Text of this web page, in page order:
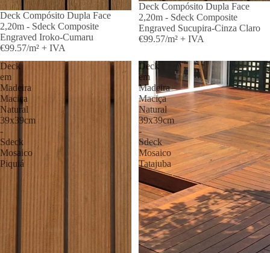
Deck Compósito Dupla Face
2,20m - Sdeck Composite
Engraved Iroko-Cumaru
€99.57/m² + IVA
Deck Compósito Dupla Face
2,20m - Sdeck Composite
Engraved Sucupira-Cinza Claro
€99.57/m² + IVA
Deck
em
Madeira
Maciça
Natural
39x39cm
-
Sdeck
Mosaico
Piquiá
Deck
em
Madeira
Maciça
Natural
39x39cm
-
Sdeck
Mosaico
Tatajuba